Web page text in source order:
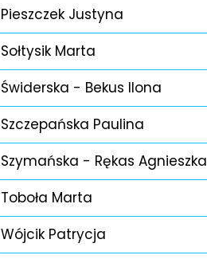
Pieszczek Justyna
Sołtysik Marta
Świderska - Bekus Ilona
Szczepańska Paulina
Szymańska - Rękas Agnieszka
Toboła Marta
Wójcik Patrycja